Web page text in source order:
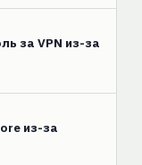
за VPN из-за
из-за